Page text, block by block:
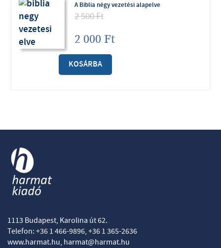
A Biblia négy vezetési alapelve
2 500Ft
2 000 Ft
KOSÁRBA
1113 Budapest, Karolina út 62.
Telefon: +36 1 466-9896, +36 1 365-2636
www.harmat.hu, harmat@harmat.hu